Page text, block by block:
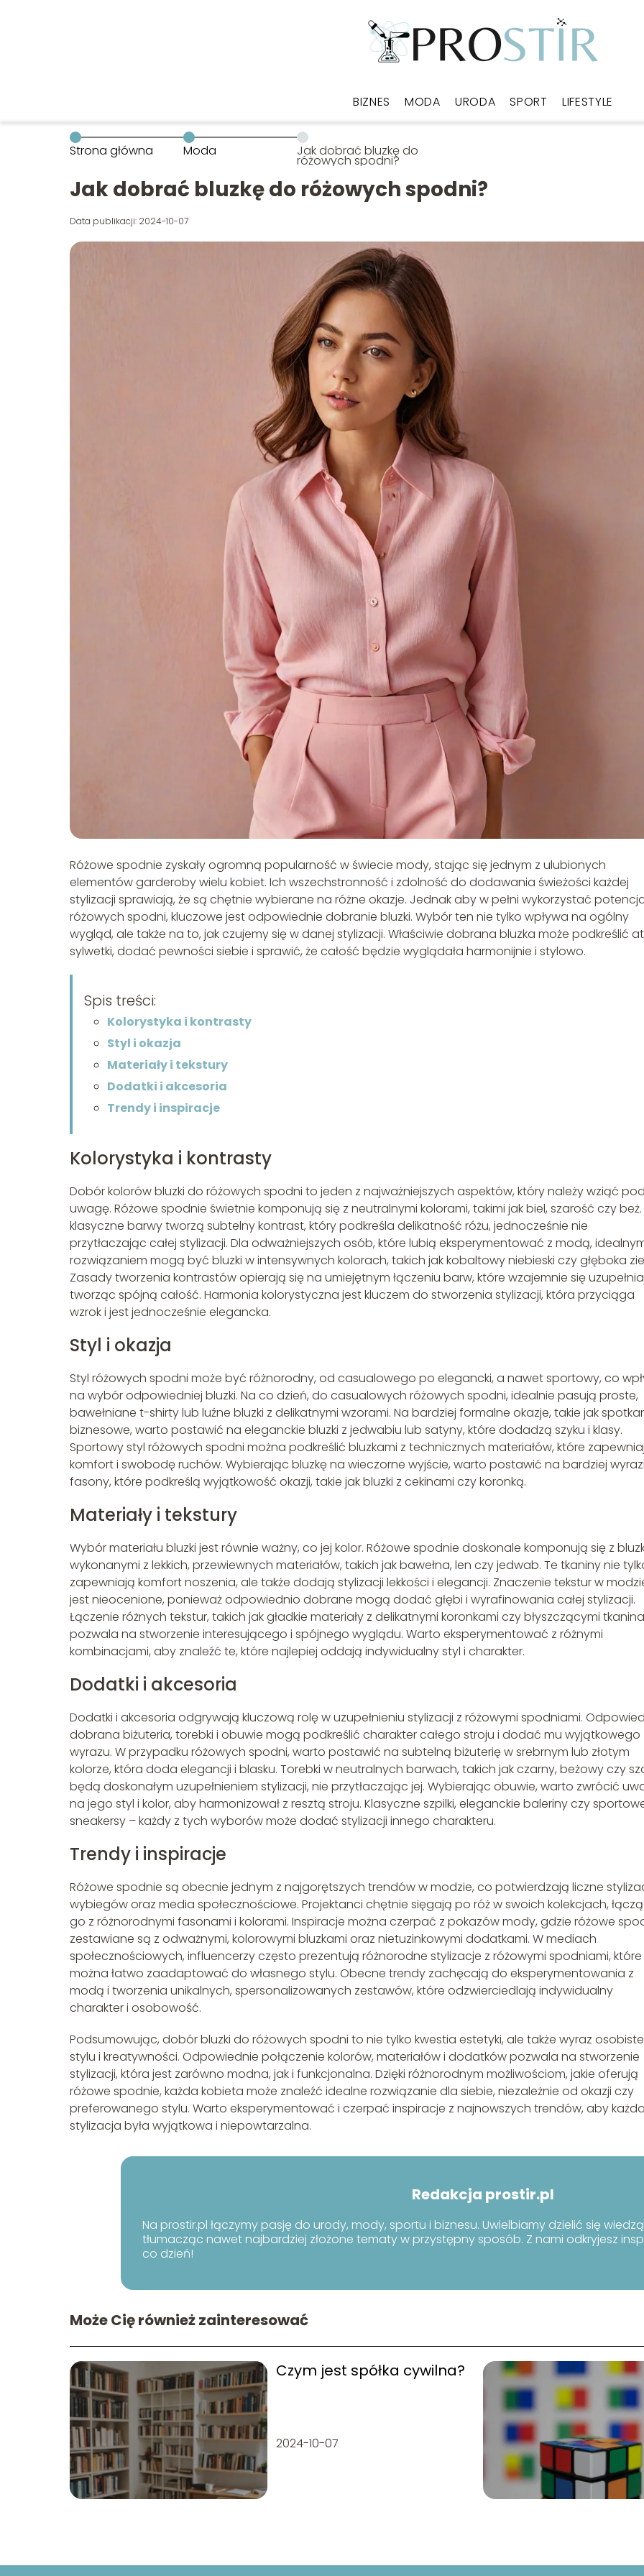
BIZNES MODA URODA SPORT LIFESTYLE
Strona główna Moda Jak dobrać bluzkę do
różowych spodni?
Jak dobrać bluzkę do różowych spodni?
Data publikacji: 2024-10-07
Różowe spodnie zyskały ogromną popularność w świecie mody, stając się jednym z ulubionych
elementów garderoby wielu kobiet. Ich wszechstronność i zdolność do dodawania świeżości każdej
stylizacji sprawiają, że są chętnie wybierane na różne okazje. Jednak aby w pełni wykorzystać
różowych spodni, kluczowe jest odpowiednie dobranie bluzki. Wybór ten nie tylko wpływa na ogólny
wygląd, ale także na to, jak czujemy się w danej stylizacji. Właściwie dobrana bluzka może podkreślić
sylwetki, dodać pewności siebie i sprawić, że całość będzie wyglądała harmonijnie i stylowo.
Spis treści:
Kolorystyka i kontrasty
Styl i okazja
Materiały i tekstury
Dodatki i akcesoria
Trendy i inspiracje
Kolorystyka i kontrasty
Dobór kolorów bluzki do różowych spodni to jeden z najważniejszych aspektów, który należy wziąć pod
uwagę. Różowe spodnie świetnie komponują się z neutralnymi kolorami, takimi jak biel, szarość czy beż.
klasyczne barwy tworzą subtelny kontrast, który podkreśla delikatność różu, jednocześnie nie
przytłaczając całej stylizacji. Dla odważniejszych osób, które lubią eksperymentować z modą,
rozwiązaniem mogą być bluzki w intensywnych kolorach, takich jak kobaltowy niebieski czy głęboka
Zasady tworzenia kontrastów opierają się na umiejętnym łączeniu barw, które wzajemnie się
tworząc spójną całość. Harmonia kolorystyczna jest kluczem do stworzenia stylizacji, która przyciąga
wzrok i jest jednocześnie elegancka.
Styl i okazja
Styl różowych spodni może być różnorodny, od casualowego po elegancki, a nawet sportowy, co
na wybór odpowiedniej bluzki. Na co dzień, do casualowych różowych spodni, idealnie pasują proste,
bawełniane t-shirty lub luźne bluzki z delikatnymi wzorami. Na bardziej formalne okazje, takie jak
biznesowe, warto postawić na eleganckie bluzki z jedwabiu lub satyny, które dodadzą szyku i klasy.
Sportowy styl różowych spodni można podkreślić bluzkami z technicznych materiałów, które
komfort i swobodę ruchów. Wybierając bluzkę na wieczorne wyjście, warto postawić na bardziej
fasony, które podkreślą wyjątkowość okazji, takie jak bluzki z cekinami czy koronką.
Materiały i tekstury
Wybór materiału bluzki jest równie ważny, co jej kolor. Różowe spodnie doskonale komponują się z
wykonanymi z lekkich, przewiewnych materiałów, takich jak bawełna, len czy jedwab. Te tkaniny nie
zapewniają komfort noszenia, ale także dodają stylizacji lekkości i elegancji. Znaczenie tekstur w
jest nieocenione, ponieważ odpowiednio dobrane mogą dodać głębi i wyrafinowania całej stylizacji.
Łączenie różnych tekstur, takich jak gładkie materiały z delikatnymi koronkami czy błyszczącymi
pozwala na stworzenie interesującego i spójnego wyglądu. Warto eksperymentować z różnymi
kombinacjami, aby znaleźć te, które najlepiej oddają indywidualny styl i charakter.
Dodatki i akcesoria
Dodatki i akcesoria odgrywają kluczową rolę w uzupełnieniu stylizacji z różowymi spodniami.
dobrana biżuteria, torebki i obuwie mogą podkreślić charakter całego stroju i dodać mu wyjątkowego
wyrazu. W przypadku różowych spodni, warto postawić na subtelną biżuterię w srebrnym lub złotym
kolorze, która doda elegancji i blasku. Torebki w neutralnych barwach, takich jak czarny, beżowy czy
będą doskonałym uzupełnieniem stylizacji, nie przytłaczając jej. Wybierając obuwie, warto zwrócić
na jego styl i kolor, aby harmonizował z resztą stroju. Klasyczne szpilki, eleganckie baleriny czy
sneakersy – każdy z tych wyborów może dodać stylizacji innego charakteru.
Trendy i inspiracje
Różowe spodnie są obecnie jednym z najgorętszych trendów w modzie, co potwierdzają liczne
wybiegów oraz media społecznościowe. Projektanci chętnie sięgają po róż w swoich kolekcjach,
go z różnorodnymi fasonami i kolorami. Inspiracje można czerpać z pokazów mody, gdzie różowe
zestawiane są z odważnymi, kolorowymi bluzkami oraz nietuzinkowymi dodatkami. W mediach
społecznościowych, influencerzy często prezentują różnorodne stylizacje z różowymi spodniami, które
można łatwo zaadaptować do własnego stylu. Obecne trendy zachęcają do eksperymentowania z
modą i tworzenia unikalnych, spersonalizowanych zestawów, które odzwierciedlają indywidualny
charakter i osobowość.
Podsumowując, dobór bluzki do różowych spodni to nie tylko kwestia estetyki, ale także wyraz
stylu i kreatywności. Odpowiednie połączenie kolorów, materiałów i dodatków pozwala na stworzenie
stylizacji, która jest zarówno modna, jak i funkcjonalna. Dzięki różnorodnym możliwościom, jakie oferują
różowe spodnie, każda kobieta może znaleźć idealne rozwiązanie dla siebie, niezależnie od okazji czy
preferowanego stylu. Warto eksperymentować i czerpać inspiracje z najnowszych trendów, aby każda
stylizacja była wyjątkowa i niepowtarzalna.
Redakcja prostir.pl
Na prostir.pl łączymy pasję do urody, mody, sportu i biznesu. Uwielbiamy dzielić się
tłumacząc nawet najbardziej złożone tematy w przystępny sposób. Z nami odkryjesz
co dzień!
Może Cię również zainteresować
Czym jest spółka cywilna?
2024-10-07